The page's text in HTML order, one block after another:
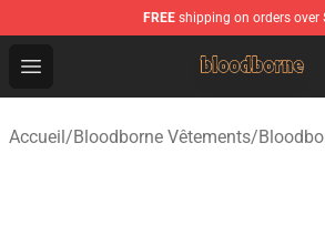
FREE shipping on orders over
Open menu
Bloodborne Shop - Official
Accueil/Bloodborne Vêtements/